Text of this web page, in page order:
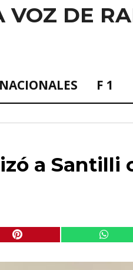
VOZ DE
NACIONALES F 1
a Santilli